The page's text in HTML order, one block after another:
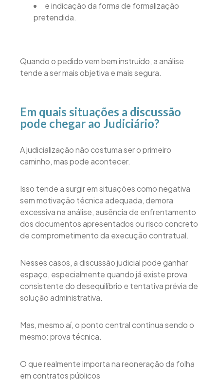
e indicação da forma de formalização
pretendida.
Quando o pedido vem bem instruído, a análise
tende a ser mais objetiva e mais segura.
Em quais situações a discussão
pode chegar ao Judiciário?
A judicialização não costuma ser o primeiro
caminho, mas pode acontecer.
Isso tende a surgir em situações como negativa
sem motivação técnica adequada, demora
excessiva na análise, ausência de enfrentamento
dos documentos apresentados ou risco concreto
de comprometimento da execução contratual.
Nesses casos, a discussão judicial pode ganhar
espaço, especialmente quando já existe prova
consistente do desequilíbrio e tentativa prévia de
solução administrativa.
Mas, mesmo aí, o ponto central continua sendo o
mesmo: prova técnica.
O que realmente importa na reoneração da folha
em contratos públicos